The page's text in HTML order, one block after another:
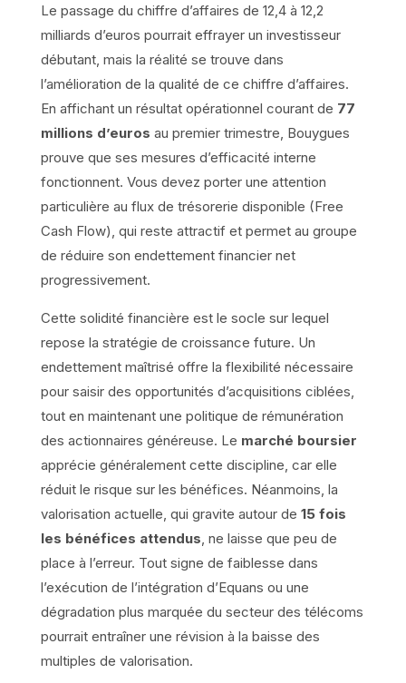
Le passage du chiffre d’affaires de 12,4 à 12,2
milliards d’euros pourrait effrayer un investisseur
débutant, mais la réalité se trouve dans
l’amélioration de la qualité de ce chiffre d’affaires.
En affichant un résultat opérationnel courant de 77
millions d’euros au premier trimestre, Bouygues
prouve que ses mesures d’efficacité interne
fonctionnent. Vous devez porter une attention
particulière au flux de trésorerie disponible (Free
Cash Flow), qui reste attractif et permet au groupe
de réduire son endettement financier net
progressivement.
Cette solidité financière est le socle sur lequel
repose la stratégie de croissance future. Un
endettement maîtrisé offre la flexibilité nécessaire
pour saisir des opportunités d’acquisitions ciblées,
tout en maintenant une politique de rémunération
des actionnaires généreuse. Le marché boursier
apprécie généralement cette discipline, car elle
réduit le risque sur les bénéfices. Néanmoins, la
valorisation actuelle, qui gravite autour de 15 fois
les bénéfices attendus, ne laisse que peu de
place à l’erreur. Tout signe de faiblesse dans
l’exécution de l’intégration d’Equans ou une
dégradation plus marquée du secteur des télécoms
pourrait entraîner une révision à la baisse des
multiples de valorisation.